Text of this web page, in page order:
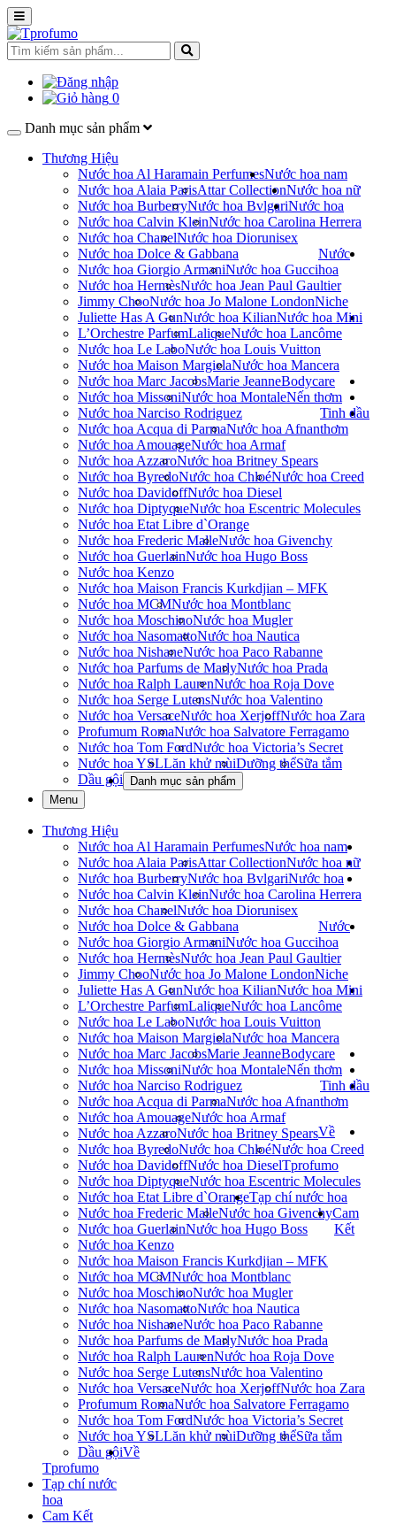
0
Danh mục sản phẩm
Thương Hiệu
Nước hoa Al Haramain Perfumes
Nước hoa Alaia ParisAttar Collection
Nước hoa BurberryNước hoa Bvlgari
Nước hoa Calvin KleinNước hoa Carolina Herrera
Nước hoa ChanelNước hoa Dior
Nước hoa Dolce & Gabbana
Nước hoa Giorgio ArmaniNước hoa Gucci
Nước hoa HermèsNước hoa Jean Paul Gaultier
Jimmy ChooNước hoa Jo Malone London
Juliette Has A GunNước hoa Kilian
L’Orchestre ParfumLaliqueNước hoa Lancôme
Nước hoa Le LaboNước hoa Louis Vuitton
Nước hoa Maison MargielaNước hoa Mancera
Nước hoa Marc JacobsMarie Jeanne
Nước hoa MissoniNước hoa Montale
Nước hoa Narciso Rodriguez
Nước hoa Acqua di ParmaNước hoa Afnan
Nước hoa AmouageNước hoa Armaf
Nước hoa AzzaroNước hoa Britney Spears
Nước hoa ByredoNước hoa ChloéNước hoa Creed
Nước hoa DavidoffNước hoa Diesel
Nước hoa DiptyqueNước hoa Escentric Molecules
Nước hoa Etat Libre d`Orange
Nước hoa Frederic MalleNước hoa Givenchy
Nước hoa GuerlainNước hoa Hugo Boss
Nước hoa Kenzo
Nước hoa Maison Francis Kurkdjian – MFK
Nước hoa MCMNước hoa Montblanc
Nước hoa MoschinoNước hoa Mugler
Nước hoa NasomattoNước hoa Nautica
Nước hoa NishaneNước hoa Paco Rabanne
Nước hoa Parfums de MarlyNước hoa Prada
Nước hoa Ralph LaurenNước hoa Roja Dove
Nước hoa Serge LutensNước hoa Valentino
Nước hoa VersaceNước hoa XerjoffNước hoa Zara
Profumum RomaNước hoa Salvatore Ferragamo
Nước hoa Tom FordNước hoa Victoria’s Secret
Nước hoa YSL
Nước hoa nam
Nước hoa nữ
Nước hoa
unisex
Nước
hoa
Niche
Nước hoa Mini
Bodycare
Lăn khử mùiDưỡng thểSữa tắm
Dầu gội
Nến thơm
Tinh dầu
thơm
Danh mục sản phẩm
Menu
Thương Hiệu
Nước hoa Al Haramain Perfumes
Nước hoa Alaia ParisAttar Collection
Nước hoa BurberryNước hoa Bvlgari
Nước hoa Calvin KleinNước hoa Carolina Herrera
Nước hoa ChanelNước hoa Dior
Nước hoa Dolce & Gabbana
Nước hoa Giorgio ArmaniNước hoa Gucci
Nước hoa HermèsNước hoa Jean Paul Gaultier
Jimmy ChooNước hoa Jo Malone London
Juliette Has A GunNước hoa Kilian
L’Orchestre ParfumLaliqueNước hoa Lancôme
Nước hoa Le LaboNước hoa Louis Vuitton
Nước hoa Maison MargielaNước hoa Mancera
Nước hoa Marc JacobsMarie Jeanne
Nước hoa MissoniNước hoa Montale
Nước hoa Narciso Rodriguez
Nước hoa Acqua di ParmaNước hoa Afnan
Nước hoa AmouageNước hoa Armaf
Nước hoa AzzaroNước hoa Britney Spears
Nước hoa ByredoNước hoa ChloéNước hoa Creed
Nước hoa DavidoffNước hoa Diesel
Nước hoa DiptyqueNước hoa Escentric Molecules
Nước hoa Etat Libre d`Orange
Nước hoa Frederic MalleNước hoa Givenchy
Nước hoa GuerlainNước hoa Hugo Boss
Nước hoa Kenzo
Nước hoa Maison Francis Kurkdjian – MFK
Nước hoa MCMNước hoa Montblanc
Nước hoa MoschinoNước hoa Mugler
Nước hoa NasomattoNước hoa Nautica
Nước hoa NishaneNước hoa Paco Rabanne
Nước hoa Parfums de MarlyNước hoa Prada
Nước hoa Ralph LaurenNước hoa Roja Dove
Nước hoa Serge LutensNước hoa Valentino
Nước hoa VersaceNước hoa XerjoffNước hoa Zara
Profumum RomaNước hoa Salvatore Ferragamo
Nước hoa Tom FordNước hoa Victoria’s Secret
Nước hoa YSL
Nước hoa nam
Nước hoa nữ
Nước hoa
unisex
Nước
hoa
Niche
Nước hoa Mini
Bodycare
Lăn khử mùiDưỡng thểSữa tắm
Dầu gội
Nến thơm
Tinh dầu
thơm
Về
Tprofumo
Tạp chí nước hoa
Cam
Kết
Về
Tprofumo
Tạp chí nước
hoa
Cam Kết